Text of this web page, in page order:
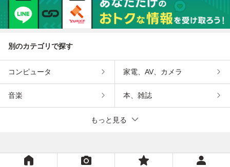
別のカテゴリで探す
コンピュータ 家電、AV、カメラ
音楽 本、雑誌
もっと見る